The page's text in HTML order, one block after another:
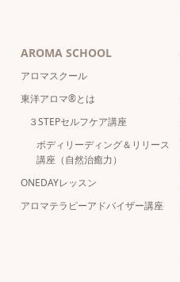
AROMA SCHOOL
アロマスクール
東洋アロマ®とは
３STEPセルフケア講座
ボディリーディング＆リリース
講座（自然治癒力）
ONEDAYレッスン
アロマテラピーアドバイザー講座